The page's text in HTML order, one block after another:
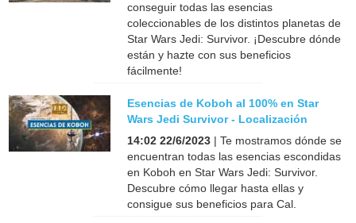
conseguir todas las esencias
coleccionables de los distintos planetas de
Star Wars Jedi: Survivor. ¡Descubre dónde
están y hazte con sus beneficios
fácilmente!
Esencias de Koboh al 100% en Star
Wars Jedi Survivor - Localización
14:02 22/6/2023 | Te mostramos dónde se
encuentran todas las esencias escondidas
en Koboh en Star Wars Jedi: Survivor.
Descubre cómo llegar hasta ellas y
consigue sus beneficios para Cal.